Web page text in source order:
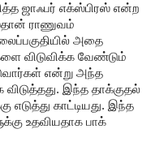
ஜாஃபர் எக்ஸ்பிரஸ் என்ற
ராணுவம்
அதை
விடுவிக்க வேண்டும்
என்று அந்த
விடுத்தது. இந்த தாக்குதல்
காட்டியது. இந்த
உதவியதாக பாக்